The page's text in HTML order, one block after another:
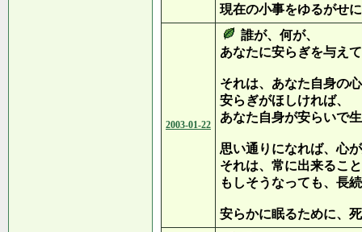
現在の小事をゆるがせ
2003-01-22
誰が、何が、
あなたに安らぎを与え
それは、あなた自身の
安らぎがほしければ、
あなた自身が安らいで
思い通りになれば、心
それは、常に出来るこ
もしそうなっても、長
安らかに眠るために、